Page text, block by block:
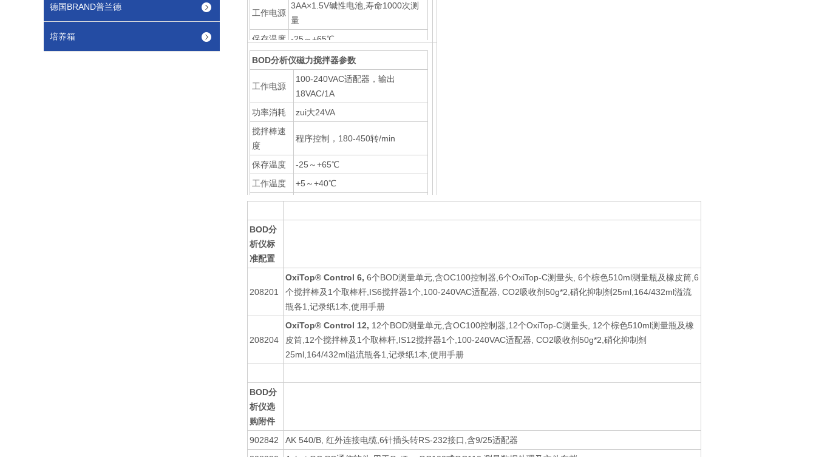
德国BRAND普兰德
培养箱
工作电源
3AA×1.5V碱性电池,寿命1000次测
量
保存温度 -25～+65℃
工作温度 +5～+40℃
45×100×200mm, 390g
BOD分析仪磁力搅拌器参数
工作电源
100-240VAC适配器，输出
18VAC/1A
功率消耗
zui大24VA
搅拌棒速
度
程序控制，180-450转/min
保存温度
-25～+65℃
工作温度
+5～+40℃
IS 6：265×181×67mm, 1.6kg
BOD分
析仪标
准配置
208201
OxiTop® Control 6, 6个BOD测量单元,含OC100控制器,6个OxiTop-C测量头, 6个棕色510ml测量瓶及橡皮筒,6
个搅拌棒及1个取棒杆,IS6搅拌器1个,100-240VAC适配器, CO2吸收剂50g*2,硝化抑制剂25ml,164/432ml溢流
瓶各1,记录纸1本,使用手册
208204
OxiTop® Control 12, 12个BOD测量单元,含OC100控制器,12个OxiTop-C测量头, 12个棕色510ml测量瓶及橡
皮筒,12个搅拌棒及1个取棒杆,IS12搅拌器1个,100-240VAC适配器, CO2吸收剂50g*2,硝化抑制剂
25ml,164/432ml溢流瓶各1,记录纸1本,使用手册
BOD分
析仪选
购附件
902842
AK 540/B, 红外连接电缆,6针插头转RS-232接口,含9/25适配器